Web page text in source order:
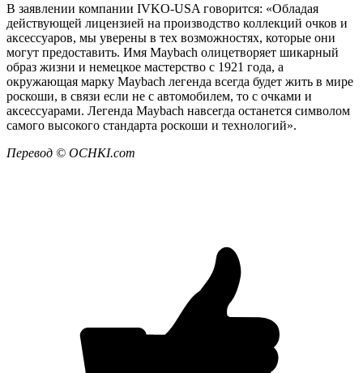
В заявлении компании IVKO-USA говорится: «Обладая
действующей лицензией на производство коллекций очков и
аксессуаров, мы уверены в тех возможностях, которые они
могут предоставить. Имя Maybach олицетворяет шикарный
образ жизни и немецкое мастерство с 1921 года, а
окружающая марку Maybach легенда всегда будет жить в мире
роскоши, в связи если не с автомобилем, то с очками и
аксессуарами. Легенда Maybach навсегда останется символом
самого высокого стандарта роскоши и технологий».
Перевод © OCHKI.com